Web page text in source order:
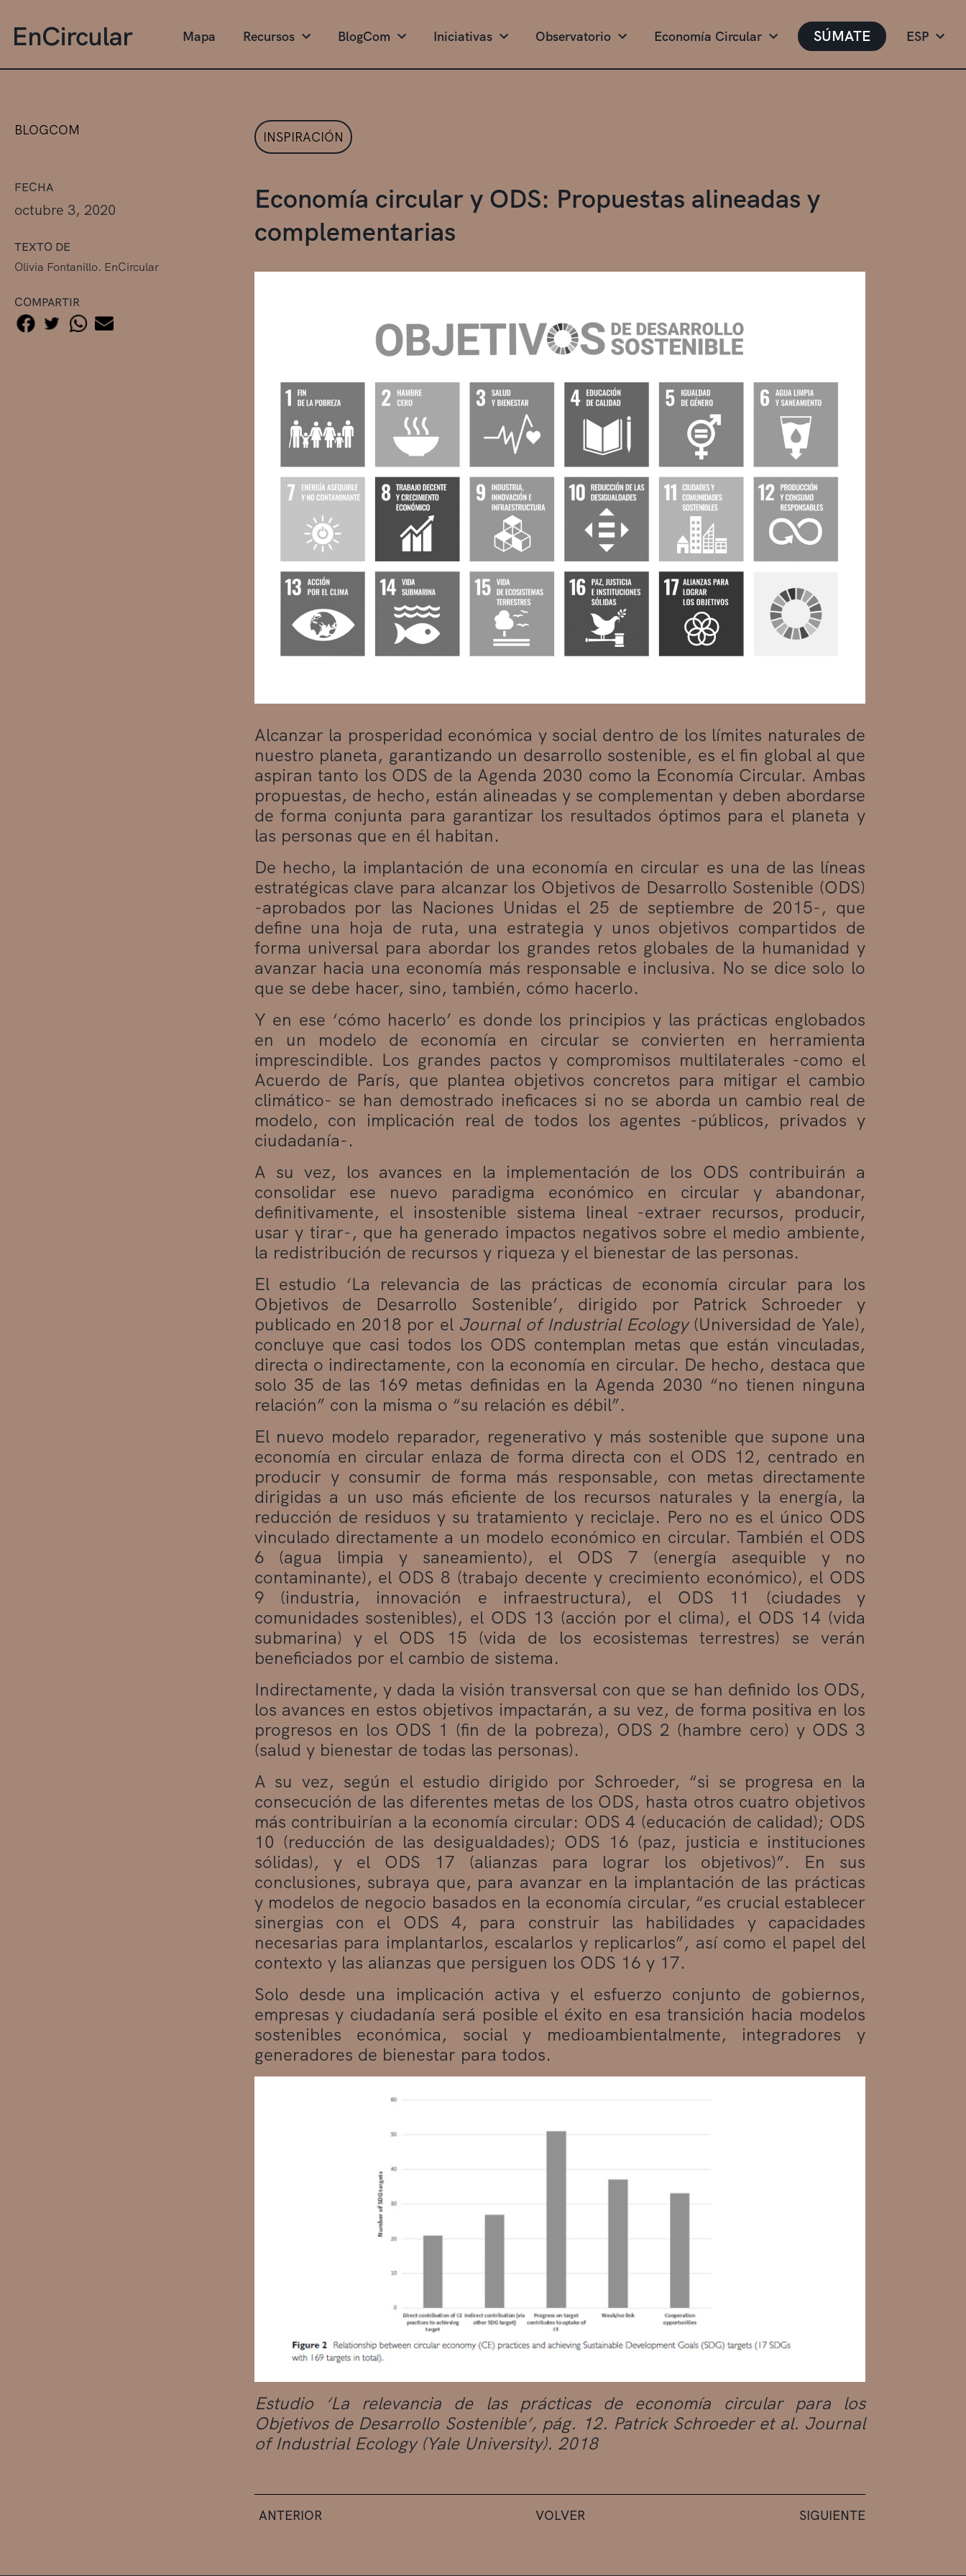
Mapa Recursos BlogCom Iniciativas Observatorio Economía Circular SÚMATE ESP
BLOGCOM
FECHA
octubre 3, 2020
TEXTO DE
Olivia Fontanillo. EnCircular
COMPARTIR
INSPIRACIÓN
Economía circular y ODS: Propuestas alineadas y
complementarias
Alcanzar la prosperidad económica y social dentro de los límites naturales de
nuestro planeta, garantizando un desarrollo sostenible, es el fin global al que
aspiran tanto los ODS de la Agenda 2030 como la Economía Circular. Ambas
propuestas, de hecho, están alineadas y se complementan y deben abordarse
de forma conjunta para garantizar los resultados óptimos para el planeta y
las personas que en él habitan.
De hecho, la implantación de una economía en circular es una de las líneas
estratégicas clave para alcanzar los Objetivos de Desarrollo Sostenible (ODS)
-aprobados por las Naciones Unidas el 25 de septiembre de 2015-, que
define una hoja de ruta, una estrategia y unos objetivos compartidos de
forma universal para abordar los grandes retos globales de la humanidad y
avanzar hacia una economía más responsable e inclusiva. No se dice solo lo
que se debe hacer, sino, también, cómo hacerlo.
Y en ese ‘cómo hacerlo’ es donde los principios y las prácticas englobados
en un modelo de economía en circular se convierten en herramienta
imprescindible. Los grandes pactos y compromisos multilaterales -como el
Acuerdo de París, que plantea objetivos concretos para mitigar el cambio
climático- se han demostrado ineficaces si no se aborda un cambio real de
modelo, con implicación real de todos los agentes -públicos, privados y
ciudadanía-.
A su vez, los avances en la implementación de los ODS contribuirán a
consolidar ese nuevo paradigma económico en circular y abandonar,
definitivamente, el insostenible sistema lineal -extraer recursos, producir,
usar y tirar-, que ha generado impactos negativos sobre el medio ambiente,
la redistribución de recursos y riqueza y el bienestar de las personas.
El estudio ‘La relevancia de las prácticas de economía circular para los
Objetivos de Desarrollo Sostenible’, dirigido por Patrick Schroeder y
publicado en 2018 por el Journal of Industrial Ecology(Universidad de Yale),
concluye que casi todos los ODS contemplan metas que están vinculadas,
directa o indirectamente, con la economía en circular. De hecho, destaca que
solo 35 de las 169 metas definidas en la Agenda 2030 “no tienen ninguna
relación” con la misma o “su relación es débil”.
El nuevo modelo reparador, regenerativo y más sostenible que supone una
economía en circular enlaza de forma directa con el ODS 12, centrado en
producir y consumir de forma más responsable, con metas directamente
dirigidas a un uso más eficiente de los recursos naturales y la energía, la
reducción de residuos y su tratamiento y reciclaje. Pero no es el único ODS
vinculado directamente a un modelo económico en circular. También el ODS
6 (agua limpia y saneamiento), el ODS 7 (energía asequible y no
contaminante), el ODS 8 (trabajo decente y crecimiento económico), el ODS
9 (industria, innovación e infraestructura), el ODS 11 (ciudades y
comunidades sostenibles), el ODS 13 (acción por el clima), el ODS 14 (vida
submarina) y el ODS 15 (vida de los ecosistemas terrestres) se verán
beneficiados por el cambio de sistema.
Indirectamente, y dada la visión transversal con que se han definido los ODS,
los avances en estos objetivos impactarán, a su vez, de forma positiva en los
progresos en los ODS 1 (fin de la pobreza), ODS 2 (hambre cero) y ODS 3
(salud y bienestar de todas las personas).
A su vez, según el estudio dirigido por Schroeder, “si se progresa en la
consecución de las diferentes metas de los ODS, hasta otros cuatro objetivos
más contribuirían a la economía circular: ODS 4 (educación de calidad); ODS
10 (reducción de las desigualdades); ODS 16 (paz, justicia e instituciones
sólidas), y el ODS 17 (alianzas para lograr los objetivos)”. En sus
conclusiones, subraya que, para avanzar en la implantación de las prácticas
y modelos de negocio basados en la economía circular, “es crucial establecer
sinergias con el ODS 4, para construir las habilidades y capacidades
necesarias para implantarlos, escalarlos y replicarlos”, así como el papel del
contexto y las alianzas que persiguen los ODS 16 y 17.
Solo desde una implicación activa y el esfuerzo conjunto de gobiernos,
empresas y ciudadanía será posible el éxito en esa transición hacia modelos
sostenibles económica, social y medioambientalmente, integradores y
generadores de bienestar para todos.
Estudio ‘La relevancia de las prácticas de economía circular para los
Objetivos de Desarrollo Sostenible’, pág. 12. Patrick Schroeder et al. Journal
of Industrial Ecology (Yale University). 2018
ANTERIOR VOLVER SIGUIENTE